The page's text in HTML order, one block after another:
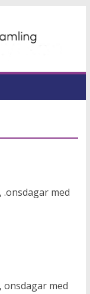
.onsdagar med
onsdagar med